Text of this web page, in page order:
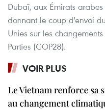
Dubaï, aux Émirats
donnant le coup d'envoi
Unies sur les
Parties (COP28).
VOIR PLUS
Le Vietnam renforce sa
au changement